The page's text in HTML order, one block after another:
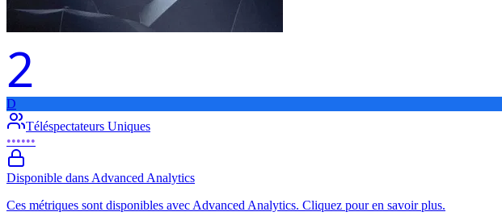
2
D
Téléspectateurs Uniques
••••••
Disponible dans Advanced Analytics
Ces métriques sont disponibles avec Advanced Analytics. Cliquez pour en savoir plus.